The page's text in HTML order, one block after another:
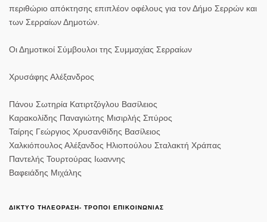
περιθώριο απόκτησης επιπλέον οφέλους για τον Δήμο Σερρών και
των Σερραίων Δημοτών.
Οι Δημοτικοί Σύμβουλοι της Συμμαχίας Σερραίων
Χρυσάφης Αλέξανδρος
Πάνου Σωτηρία Κατιρτζόγλου Βασίλειος
Καρακολίδης Παναγιώτης Μισιρλής Σπύρος
Ταίρης Γεώργιος Χρυσανθίδης Βασίλειος
Χαλκιόπουλος Αλέξανδος Ηλιοπούλου Σταλακτή Χράπας
Παντελής Τουρτούρας Ιωαννης
Βαφειάδης Μιχάλης
ΔΙΚΤΥΟ ΤΗΛΕΟΡΑΣΗ- ΤΡΟΠΟΙ ΕΠΙΚΟΙΝΩΝΙΑΣ